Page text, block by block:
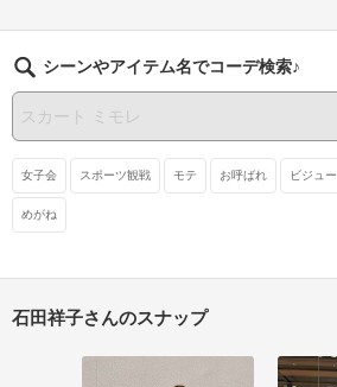
シーンやアイテム名でコーデ検索♪
女子会 スポーツ観戦 モテ お呼ばれ ビジュー
めがね
石田祥子さんのスナップ